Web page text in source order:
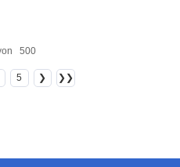
500
5 ❯ ❯❯